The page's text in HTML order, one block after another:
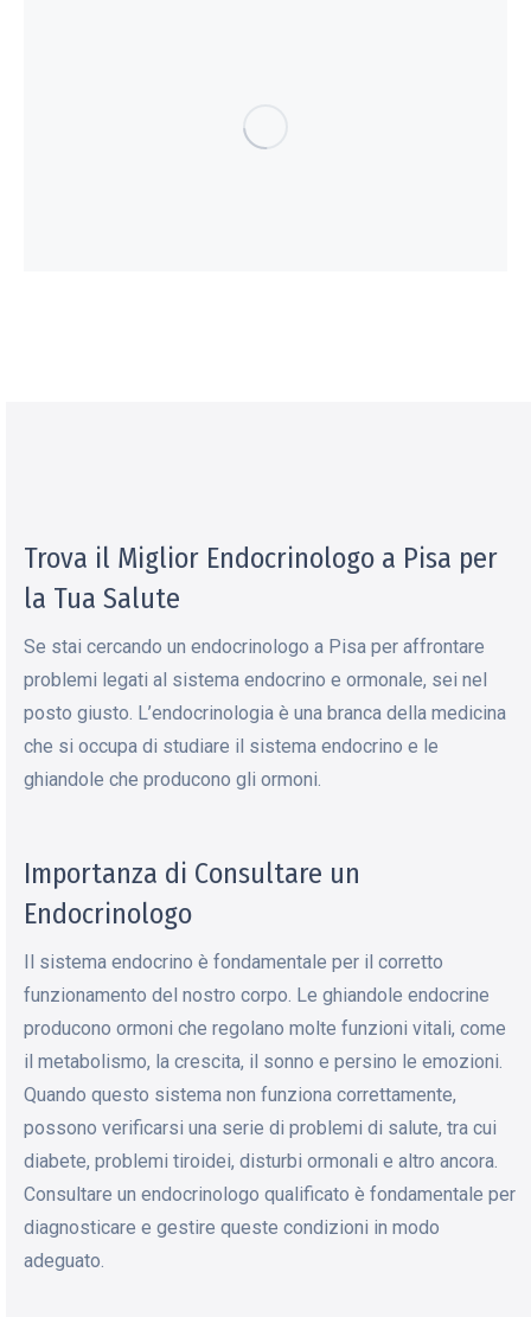
Trova il Miglior Endocrinologo a Pisa per
la Tua Salute
Se stai cercando un endocrinologo a Pisa per affrontare
problemi legati al sistema endocrino e ormonale, sei nel
posto giusto. L’endocrinologia è una branca della medicina
che si occupa di studiare il sistema endocrino e le
ghiandole che producono gli ormoni.
Importanza di Consultare un
Endocrinologo
Il sistema endocrino è fondamentale per il corretto
funzionamento del nostro corpo. Le ghiandole endocrine
producono ormoni che regolano molte funzioni vitali, come
il metabolismo, la crescita, il sonno e persino le emozioni.
Quando questo sistema non funziona correttamente,
possono verificarsi una serie di problemi di salute, tra cui
diabete, problemi tiroidei, disturbi ormonali e altro ancora.
Consultare un endocrinologo qualificato è fondamentale per
diagnosticare e gestire queste condizioni in modo
adeguato.